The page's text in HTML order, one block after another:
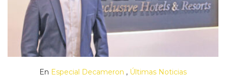
En Especial Decameron , Últimas Noticias